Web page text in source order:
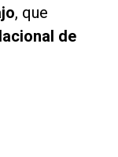
, que
de